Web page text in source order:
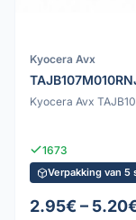
Kyocera Avx
Kyocera Avx
1673
Verpakking van 5
2.95€ –